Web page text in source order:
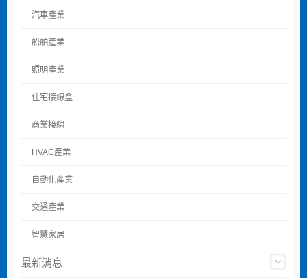
汽車產業
船舶產業
照明產業
住宅接線盒
商業接線
HVAC產業
自動化產業
交通產業
智慧家居
最新消息